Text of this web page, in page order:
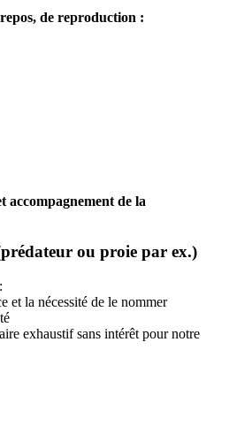
de reproduction :
accompagnement de la
ou proie par ex.)
et la nécessité de le nommer
exhaustif sans intérêt pour notre